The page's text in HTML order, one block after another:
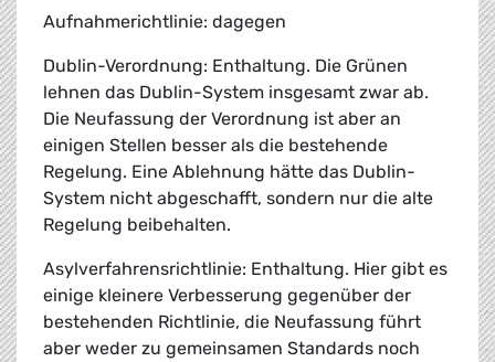
Aufnahmerichtlinie: dagegen
Dublin-Verordnung: Enthaltung. Die Grünen
lehnen das Dublin-System insgesamt zwar ab.
Die Neufassung der Verordnung ist aber an
einigen Stellen besser als die bestehende
Regelung. Eine Ablehnung hätte das Dublin-
System nicht abgeschafft, sondern nur die alte
Regelung beibehalten.
Asylverfahrensrichtlinie: Enthaltung. Hier gibt es
einige kleinere Verbesserung gegenüber der
bestehenden Richtlinie, die Neufassung führt
aber weder zu gemeinsamen Standards noch